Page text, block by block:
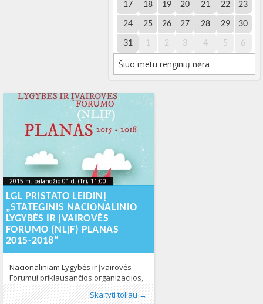
17 18 19 20 21 22 23
24 25 26 27 28 29 30
31 1 2 3 4 5 6
Šiuo metu renginių nėra
2015 m. balandžio 01 d. (Tr), 11:00
2015-11-20T12:04:22+00:00
2015 m. balandžio 01 d. (Tr), 11:00
2015-11-
LGL PRISTATO LEIDINĮ
„STATEGINIS NACIONALINIO
LYGYBĖS IR ĮVAIROVĖS
FORUMO (NLĮF) PLANAS
2015-2018“
Nacionaliniam Lygybės ir Įvairovės
Forumui priklausančios organizacijos,
tarp jų ir asociacija LGL, pristato leidinį
„Stateginis Nacionalinio Lygybės ir
Skaityti toliau →
Publikavo:Aliona, LGL
Kategorijos:LGL,Lietuvoje,Naujienos,
Žmogaus teisės421
Žymos:įvairovė,lygios galimybės,lygybė,
sąmoningumo didinimas,strateginis